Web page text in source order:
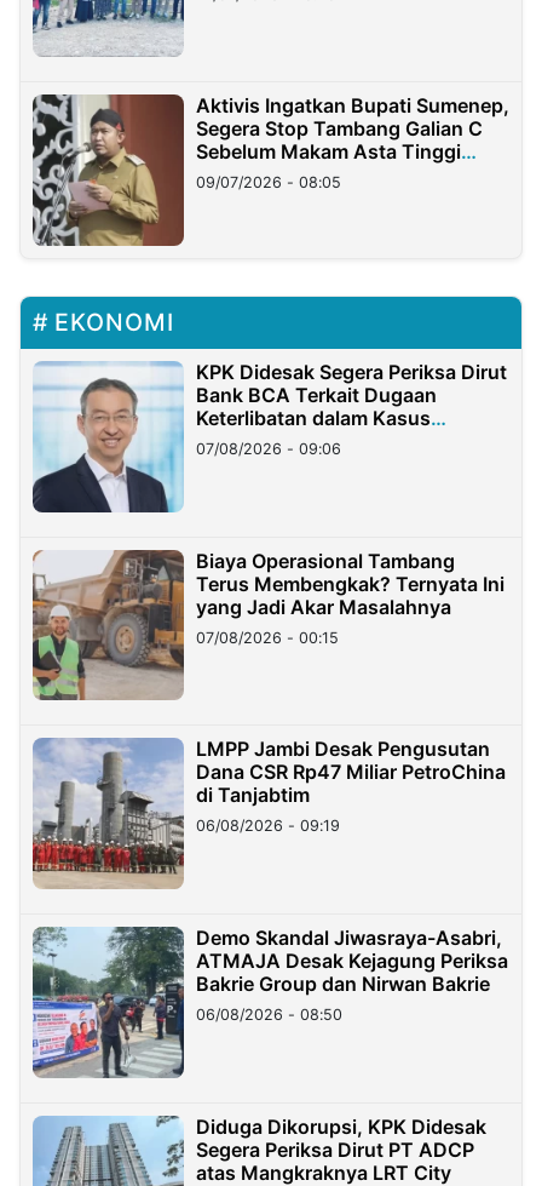
Aktivis Ingatkan Bupati Sumenep,
Segera Stop Tambang Galian C
Sebelum Makam Asta Tinggi
Longsor
09/07/2026 - 08:05
EKONOMI
KPK Didesak Segera Periksa Dirut
Bank BCA Terkait Dugaan
Keterlibatan dalam Kasus
Hilangnya Dana Nasabah Rp2,58
Miliar
07/08/2026 - 09:06
Biaya Operasional Tambang
Terus Membengkak? Ternyata Ini
yang Jadi Akar Masalahnya
07/08/2026 - 00:15
LMPP Jambi Desak Pengusutan
Dana CSR Rp47 Miliar PetroChina
di Tanjabtim
06/08/2026 - 09:19
Demo Skandal Jiwasraya-Asabri,
ATMAJA Desak Kejagung Periksa
Bakrie Group dan Nirwan Bakrie
06/08/2026 - 08:50
Diduga Dikorupsi, KPK Didesak
Segera Periksa Dirut PT ADCP
atas Mangkraknya LRT City